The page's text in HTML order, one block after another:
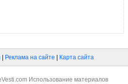
Реклама на сайте Карта сайта
Использование материалов